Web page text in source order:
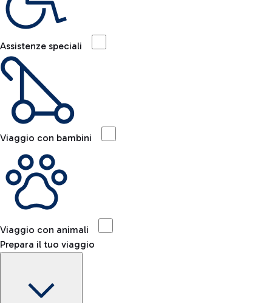
Assistenze speciali
Viaggio con bambini
Viaggio con animali
Prepara il tuo viaggio